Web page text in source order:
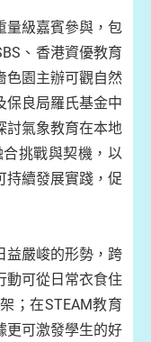
量級嘉賓參與，包
、香港資優教育
色園主辦可觀自然
保良局羅氏基金中
討氣象教育在本地
挑戰與契機，以
持續發展實踐，促
益嚴峻的形勢，跨
動可從日常衣食住
；在STEAM教育
更可激發學生的好